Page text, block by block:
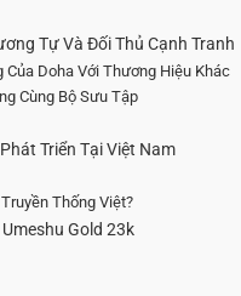
Tự Và Đối Thủ Cạnh Tranh
Doha Với Thương Hiệu Khác
Cùng Bộ Sưu Tập
Triển Tại Việt Nam
Thống Việt?
Gold 23k